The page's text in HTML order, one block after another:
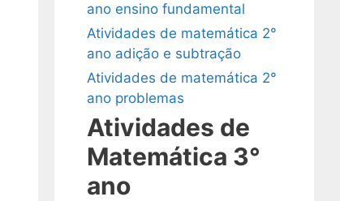
ano ensino fundamental
Atividades de matemática 2°
ano adição e subtração
Atividades de matemática 2°
ano problemas
Atividades de
Matemática 3°
ano